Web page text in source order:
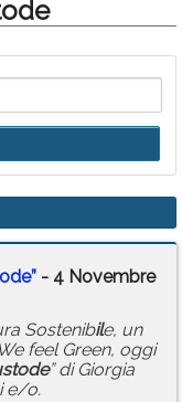
” - 4 Novembre
Sostenibile, un
feel Green, oggi
” di Giorgia
e/o.